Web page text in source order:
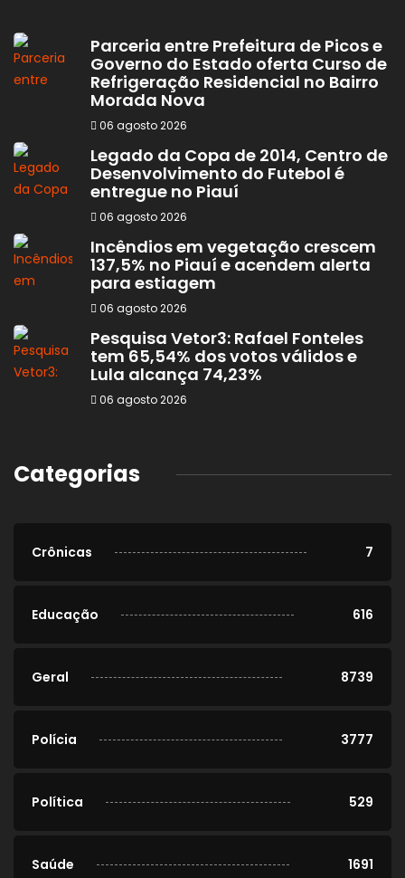
Parceria entre Prefeitura de Picos e
Governo do Estado oferta Curso de
Refrigeração Residencial no Bairro
Morada Nova
06 agosto 2026
Legado da Copa de 2014, Centro de
Desenvolvimento do Futebol é
entregue no Piauí
06 agosto 2026
Incêndios em vegetação crescem
137,5% no Piauí e acendem alerta
para estiagem
06 agosto 2026
Pesquisa Vetor3: Rafael Fonteles
tem 65,54% dos votos válidos e
Lula alcança 74,23%
06 agosto 2026
Categorias
Crônicas 7
Educação 616
Geral 8739
Polícia 3777
Política 529
Saúde 1691